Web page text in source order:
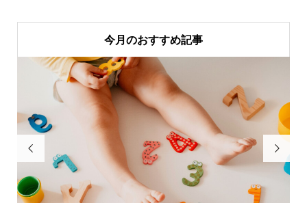
今月のおすすめ記事
 